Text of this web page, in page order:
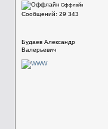
Оффлайн
Сообщений: 29 343
Будаев Александр
Валерьевич